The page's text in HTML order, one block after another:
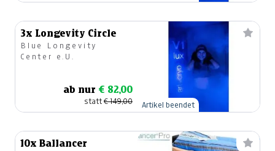
3x Longevity Circle
Blue Longevity
Center e.U.
ab nur € 82,00
statt€ 149,00 Artikel beendet
10x Ballancer